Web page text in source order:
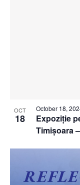
OCT
18
Expoziție
Timișoara
October 18,